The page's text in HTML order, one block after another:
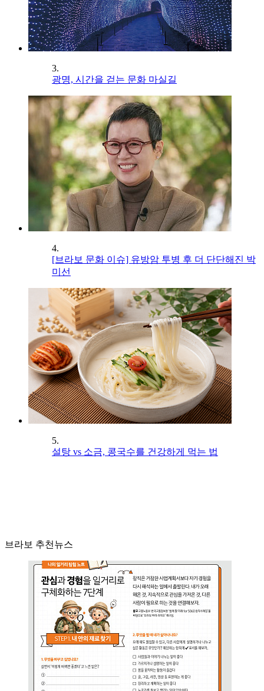
3.
광명, 시간을 걷는 문화 마실길
4.
[브라보 문화 이슈] 유방암 투병 후 더 단단해진 박
미선
5.
설탕 vs 소금, 콩국수를 건강하게 먹는 법
브라보 추천뉴스